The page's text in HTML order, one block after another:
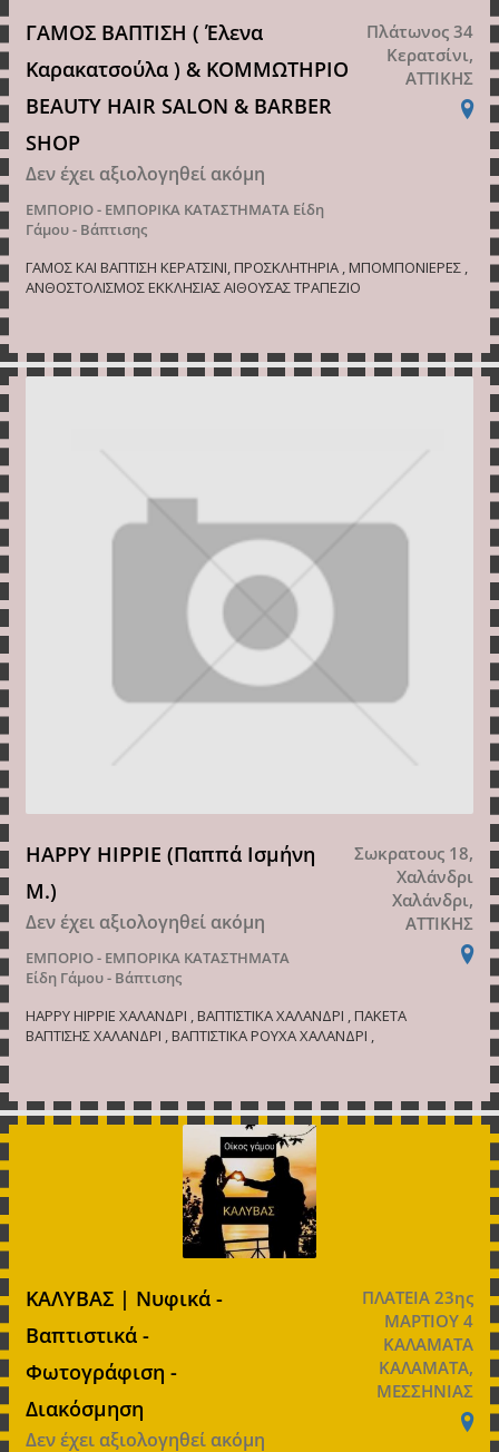
ΓΑΜΟΣ ΒΑΠΤΙΣΗ ( Έλενα
Καρακατσούλα ) & ΚΟΜΜΩΤΗΡΙΟ
BEAUTY HAIR SALON & BARBER
SHOP
Δεν έχει αξιολογηθεί ακόμη
ΕΜΠΟΡΙΟ - ΕΜΠΟΡΙΚΑ ΚΑΤΑΣΤΗΜΑΤΑ Είδη
Γάμου - Βάπτισης
Πλάτωνος 34
Κερατσίνι,
ΑΤΤΙΚΗΣ
ΓΑΜΟΣ ΚΑΙ ΒΑΠΤΙΣΗ ΚΕΡΑΤΣΙΝΙ, ΠΡΟΣΚΛΗΤΗΡΙΑ , ΜΠΟΜΠΟΝΙΕΡΕΣ ,
ΑΝΘΟΣΤΟΛΙΣΜΟΣ ΕΚΚΛΗΣΙΑΣ ΑΙΘΟΥΣΑΣ ΤΡΑΠΕΖΙΟ
HAPPY HIPPIE (Παππά Ισμήνη
Μ.)
Δεν έχει αξιολογηθεί ακόμη
ΕΜΠΟΡΙΟ - ΕΜΠΟΡΙΚΑ ΚΑΤΑΣΤΗΜΑΤΑ
Είδη Γάμου - Βάπτισης
Σωκρατους 18,
Χαλάνδρι
Χαλάνδρι,
ΑΤΤΙΚΗΣ
HAPPY HIPPIE ΧΑΛΑΝΔΡΙ , ΒΑΠΤΙΣΤΙΚΑ ΧΑΛΑΝΔΡΙ , ΠΑΚΕΤΑ
ΒΑΠΤΙΣΗΣ ΧΑΛΑΝΔΡΙ , ΒΑΠΤΙΣΤΙΚΑ ΡΟΥΧΑ ΧΑΛΑΝΔΡΙ ,
ΚΑΛΥΒΑΣ | Νυφικά -
Βαπτιστικά -
Φωτογράφιση -
Διακόσμηση
Δεν έχει αξιολογηθεί ακόμη
ΠΛΑΤΕΙΑ 23ης
ΜΑΡΤΙΟΥ 4
ΚΑΛΑΜΑΤΑ
ΚΑΛΑΜΑΤΑ,
ΜΕΣΣΗΝΙΑΣ